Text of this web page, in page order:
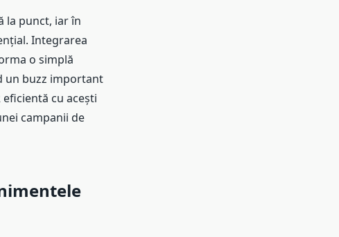
la punct, iar în
Integrarea
o simplă
un buzz important
eficientă cu acești
campanii de